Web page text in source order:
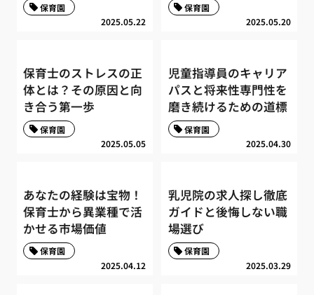
2025.05.22
保育園
2025.05.20
保育園
保育士のストレスの正
体とは？その原因と向
き合う第一歩
2025.05.05
保育園
児童指導員のキャリア
パスと将来性専門性を
磨き続けるための道標
2025.04.30
保育園
あなたの経験は宝物！
保育士から異業種で活
かせる市場価値
2025.04.12
保育園
乳児院の求人探し徹底
ガイドと後悔しない職
場選び
2025.03.29
保育園